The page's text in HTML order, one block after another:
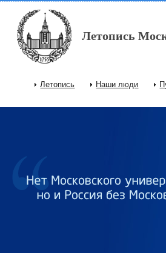
Перейти к основному содержанию
Летопись
Главное меню
Летопись Наши люди